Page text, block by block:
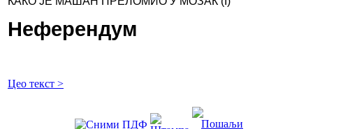
Неферендум
Цео текст >